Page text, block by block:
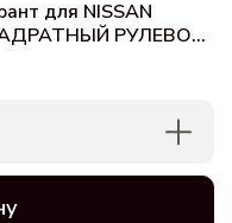
для NISSAN
РУЛЕВОЙ